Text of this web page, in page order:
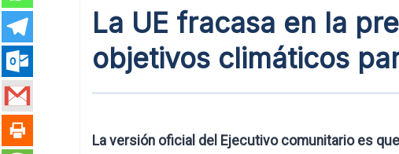
La UE fracasa en la
objetivos climáticos
La versión oficial del Ejecutivo comunitario es